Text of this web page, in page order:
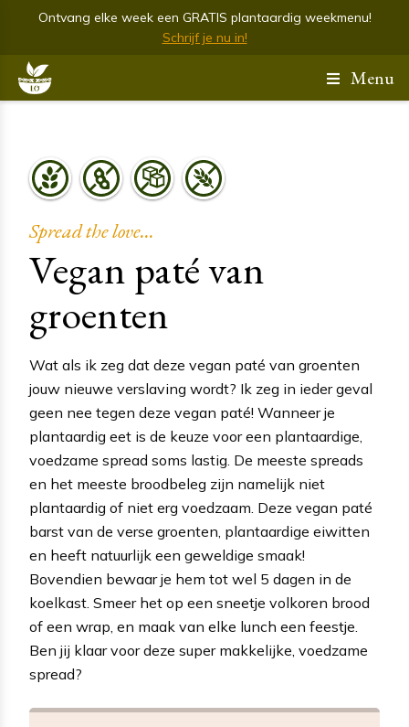
Ontvang elke week een GRATIS plantaardig weekmenu!
Schrijf je nu in!
Menu
Spread the love...
Vegan paté van
groenten
Wat als ik zeg dat deze vegan paté van groenten
jouw nieuwe verslaving wordt? Ik zeg in ieder geval
geen nee tegen deze vegan paté! Wanneer je
plantaardig eet is de keuze voor een plantaardige,
voedzame spread soms lastig. De meeste spreads
en het meeste broodbeleg zijn namelijk niet
plantaardig of niet erg voedzaam. Deze vegan paté
barst van de verse groenten, plantaardige eiwitten
en heeft natuurlijk een geweldige smaak!
Bovendien bewaar je hem tot wel 5 dagen in de
koelkast. Smeer het op een sneetje volkoren brood
of een wrap, en maak van elke lunch een feestje.
Ben jij klaar voor deze super makkelijke, voedzame
spread?